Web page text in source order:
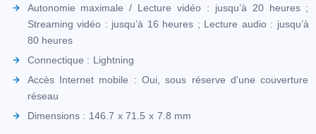
Autonomie maximale / Lecture vidéo : jusqu’à 20 heures ;
Streaming vidéo : jusqu’à 16 heures ; Lecture audio : jusqu’à
80 heures
Connectique : Lightning
Accès Internet mobile : Oui, sous réserve d'une couverture
réseau
Dimensions : 146.7 x 71.5 x 7.8 mm